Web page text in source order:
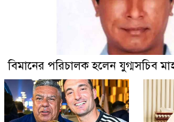
বিমানের পরিচালক হলেন যুগ্মসচিব